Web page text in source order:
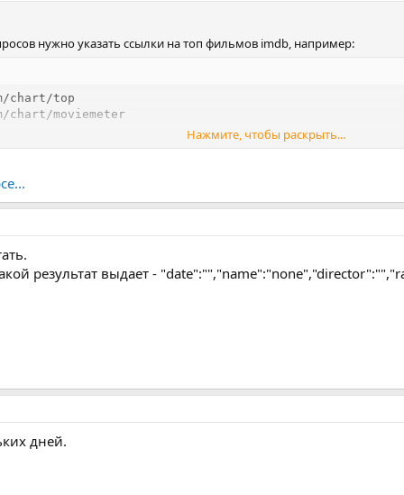
нужно указать ссылки на топ фильмов imdb, например:
chart/top
chart/moviemeter
каждом фильме и записывает их в результат
Нажмите, чтобы раскрыть...
результат выдает -
дней.